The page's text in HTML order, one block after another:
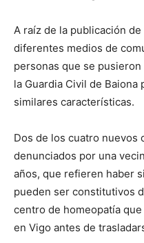
A raíz de la publicación
diferentes medios de
personas que se
la Guardia Civil de
similares características.
Dos de los cuatro nuevos
denunciados por una
años, que refieren haber
pueden ser constitutivos
centro de homeopatía
en Vigo antes de